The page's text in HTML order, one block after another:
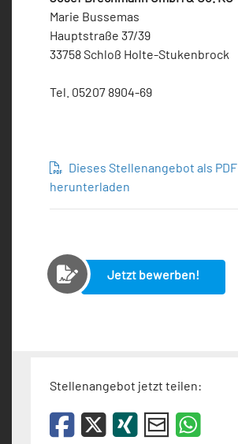
Marie Bussemas
Hauptstraße 37/39
33758 Schloß Holte-Stukenbrock
Tel. 05207 8904-69
Dieses Stellenangebot als PDF
herunterladen
Jetzt bewerben!
Stellenangebot jetzt teilen: